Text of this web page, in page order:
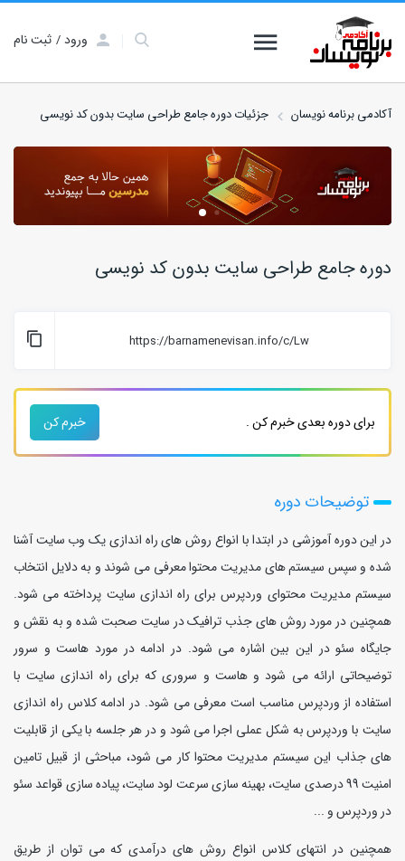
ورود ثبت نام
آکادمی برنامه نویسان جزئیات دوره جامع طراحی سایت بدون کد نویسی
دوره جامع طراحی سایت بدون کد نویسی
https://barnamenevisan.info/c/Lw
برای دوره بعدی خبرم کن . خبرم کن
توضیحات دوره
در این دوره آموزشی در ابتدا با انواع روش های راه اندازی یک وب سایت آشنا
شده و سپس سیستم های مدیریت محتوا معرفی می شوند و به دلایل انتخاب
سیستم مدیریت محتوای وردپرس برای راه اندازی سایت پرداخته می شود.
همچنین در مورد روش های جذب ترافیک در سایت صحبت شده و به نقش و
جایگاه سئو در این بین اشاره می شود. در ادامه در مورد هاست و سرور
توضیحاتی ارائه می شود و هاست و سروری که برای راه اندازی سایت با
استفاده از وردپرس مناسب است معرفی می شود. در ادامه کلاس راه اندازی
سایت با وردپرس به شکل عملی اجرا می شود و در هر جلسه با یکی از قابلیت
های جذاب این سیستم مدیریت محتوا کار می شود، مباحثی از قبیل تامین
امنیت 99 درصدی سایت، بهینه سازی سرعت لود سایت، پیاده سازی قواعد سئو
در وردپرس و ...
همچنین در انتهای کلاس انواع روش های درآمدی که می توان از طریق